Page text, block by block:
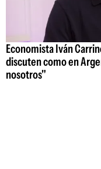
Economista Iván
discuten como en
nosotros"